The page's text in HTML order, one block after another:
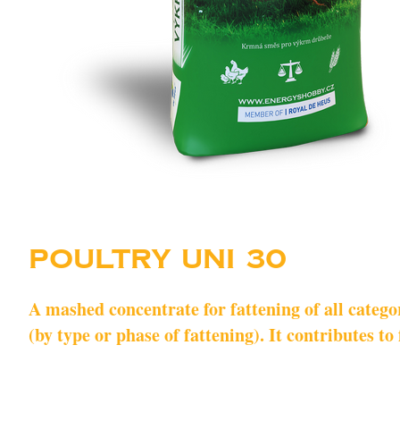
POULTRY UNI 30
A mashed concentrate for fattening of all
(by type or phase of fattening). It contributes